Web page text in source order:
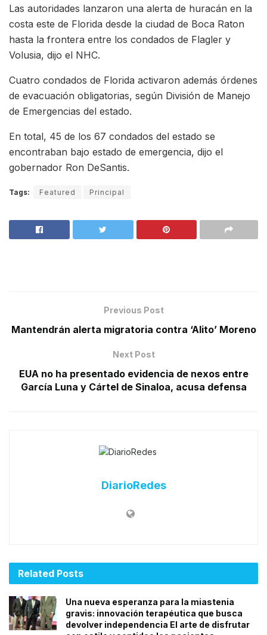
Las autoridades lanzaron una alerta de huracán en la
costa este de Florida desde la ciudad de Boca Raton
hasta la frontera entre los condados de Flagler y
Volusia, dijo el NHC.
Cuatro condados de Florida activaron además órdenes
de evacuación obligatorias, según División de Manejo
de Emergencias del estado.
En total, 45 de los 67 condados del estado se
encontraban bajo estado de emergencia, dijo el
gobernador Ron DeSantis.
Tags: Featured Principal
Previous Post
Mantendrán alerta migratoria contra ‘Alito’ Moreno
Next Post
EUA no ha presentado evidencia de nexos entre
García Luna y Cártel de Sinaloa, acusa defensa
DiarioRedes
Related Posts
Una nueva esperanza para la miastenia
gravis: innovación terapéutica que busca
devolver independencia El arte de disfrutar